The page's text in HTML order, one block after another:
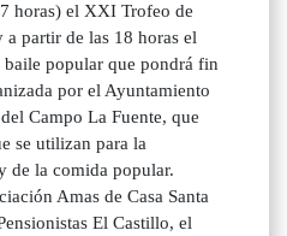
horas) el XXI Trofeo de
a partir de las 18 horas el
popular que pondrá fin
por el Ayuntamiento
Campo La Fuente, que
se utilizan para la
de la comida popular.
Amas de Casa Santa
El Castillo, el